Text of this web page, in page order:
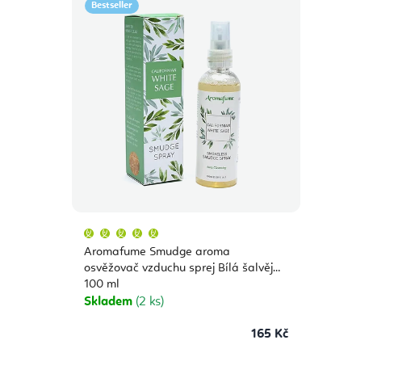
Bestseller
Aromafume Smudge aroma
osvěžovač vzduchu sprej Bílá šalvěj
100 ml
produktu
je
5,0
hvězdiček.
Skladem (2 ks)
165 Kč